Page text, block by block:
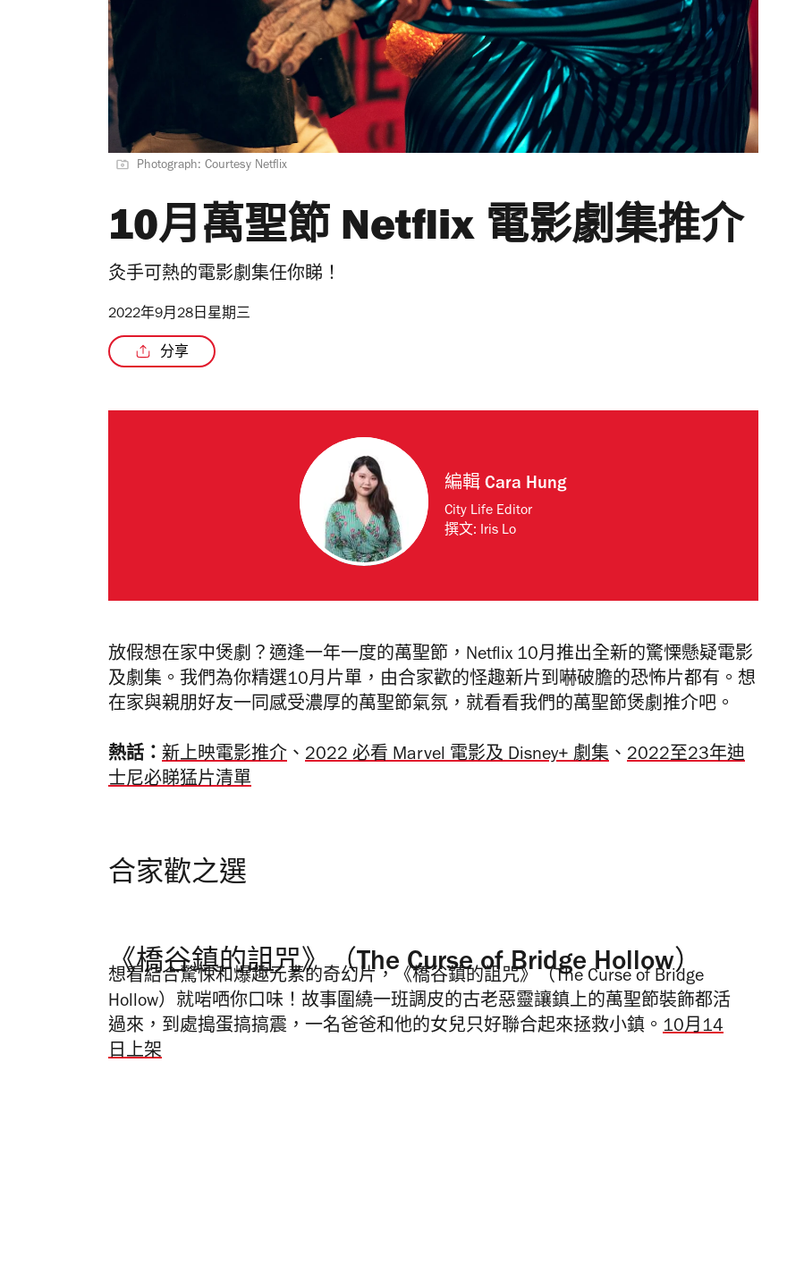
Photograph: Courtesy Netflix
10月萬聖節 Netflix 電影劇集推介
灸手可熱的電影劇集任你睇！
2022年9月28日星期三
分享
編輯Cara Hung
City Life Editor
撰文: Iris Lo
放假想在家中煲劇？適逢一年一度的萬聖節，Netflix 10月推出全新的驚慄懸疑電影
及劇集。我們為你精選10月片單，由合家歡的怪趣新片到嚇破膽的恐怖片都有。想
在家與親朋好友一同感受濃厚的萬聖節氣氛，就看看我們的萬聖節煲劇推介吧。
熱話： 新上映電影推介 、 2022 必看 Marvel 電影及 Disney+ 劇集 、 2022至23年迪
士尼必睇猛片清單
合家歡之選
《橋谷鎮的詛咒》（The Curse of Bridge Hollow）
想看結合驚悚和爆趣元素的奇幻片，《橋谷鎮的詛咒》（The Curse of Bridge
Hollow）就啱哂你口味！故事圍繞一班調皮的古老惡靈讓鎮上的萬聖節裝飾都活
過來，到處搗蛋搞搞震，一名爸爸和他的女兒只好聯合起來拯救小鎮。 10月14
日上架